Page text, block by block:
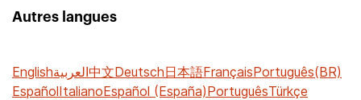
Autres langues
Englishالعربية中文Deutsch日本語FrançaisPortuguês(BR)
EspañolItalianoEspañol (España)PortuguêsTürkçe